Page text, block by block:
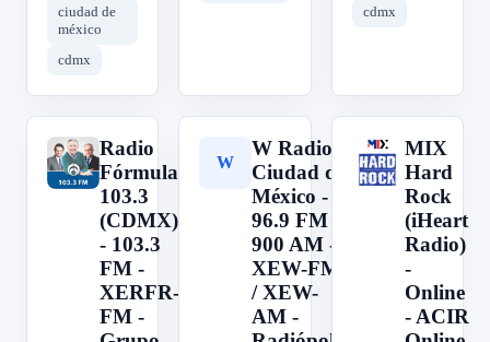
ciudad de
méxico
cdmx
cdmx
R
Radio
Fórmula
103.3
(CDMX)
- 103.3
FM -
XERFR-
FM -
W
W Radio
Ciudad de
México -
96.9 FM /
900 AM -
XEW-FM
/ XEW-
AM -
M
MIX
Hard
Rock
(iHeart
Radio)
-
Online
- ACIR